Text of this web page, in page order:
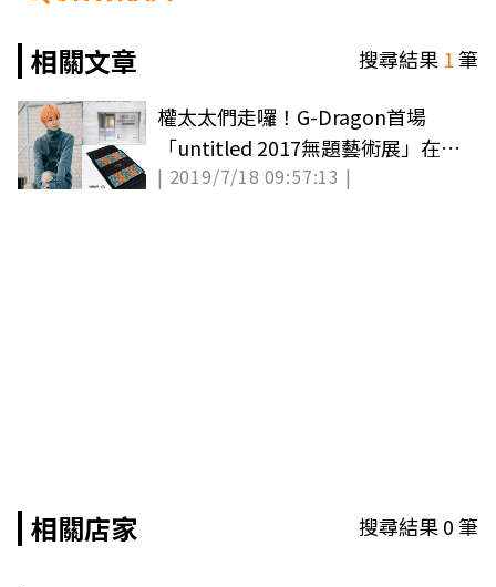
相關文章
搜尋結果 1筆
權太太們走囉！G-Dragon首場
「untitled 2017無題藝術展」在台
北，第一波展品公開
| 2019/7/18 09:57:13 |
相關店家 搜尋結果0筆